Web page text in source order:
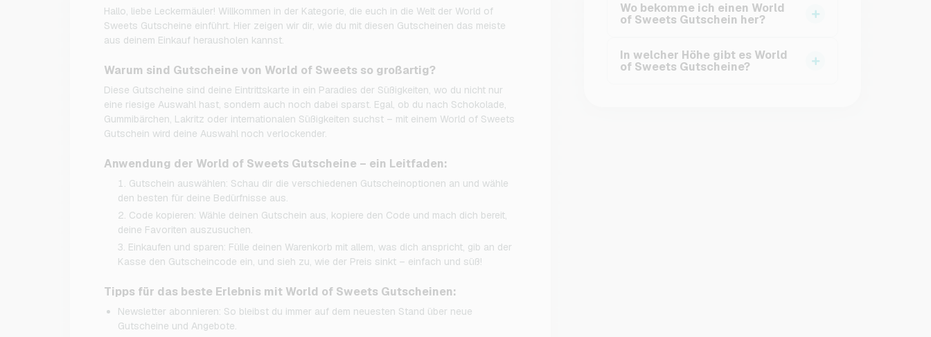
Hallo, liebe Leckermäuler! Willkommen in der Kategorie, die euch in die Welt der World of
Sweets Gutscheine einführt. Hier zeigen wir dir, wie du mit diesen Gutscheinen das meiste
aus deinem Einkauf herausholen kannst.
Warum sind Gutscheine von World of Sweets so großartig?
Diese Gutscheine sind deine Eintrittskarte in ein Paradies der Süßigkeiten, wo du nicht nur
eine riesige Auswahl hast, sondern auch noch dabei sparst. Egal, ob du nach Schokolade,
Gummibärchen, Lakritz oder internationalen Süßigkeiten suchst – mit einem World of Sweets
Gutschein wird deine Auswahl noch verlockender.
Anwendung der World of Sweets Gutscheine – ein Leitfaden:
Gutschein auswählen: Schau dir die verschiedenen Gutscheinoptionen an und wähle
den besten für deine Bedürfnisse aus.
Code kopieren: Wähle deinen Gutschein aus, kopiere den Code und mach dich bereit,
deine Favoriten auszusuchen.
Einkaufen und sparen: Fülle deinen Warenkorb mit allem, was dich anspricht, gib an der
Kasse den Gutscheincode ein, und sieh zu, wie der Preis sinkt – einfach und süß!
Tipps für das beste Erlebnis mit World of Sweets Gutscheinen:
Newsletter abonnieren: So bleibst du immer auf dem neuesten Stand über neue
Gutscheine und Angebote.
Wo bekomme ich einen World
of Sweets Gutschein her?
schnell einen World of Sweets Gutschein
In welcher Höhe gibt es World
of Sweets Gutscheine?